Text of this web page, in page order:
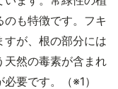
も特徴です。フキ
すが、根の部分には
天然の毒素が含まれ
要です。（※1）